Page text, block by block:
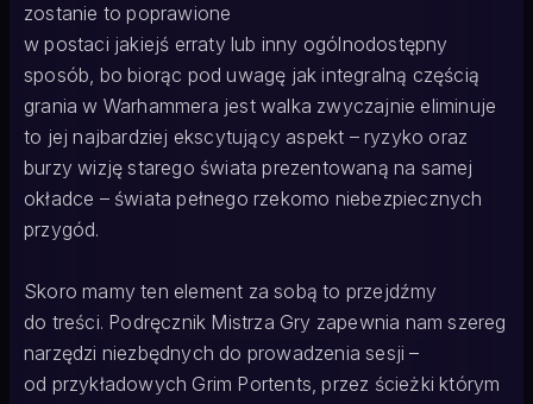
zostanie to poprawione
w postaci jakiejś erraty lub inny ogólnodostępny
sposób, bo biorąc pod uwagę jak integralną częścią
grania w Warhammera jest walka zwyczajnie eliminuje
to jej najbardziej ekscytujący aspekt – ryzyko oraz
burzy wizję starego świata prezentowaną na samej
okładce – świata pełnego rzekomo niebezpiecznych
przygód.
Skoro mamy ten element za sobą to przejdźmy
do treści. Podręcznik Mistrza Gry zapewnia nam szereg
narzędzi niezbędnych do prowadzenia sesji –
od przykładowych Grim Portents, przez ścieżki którym